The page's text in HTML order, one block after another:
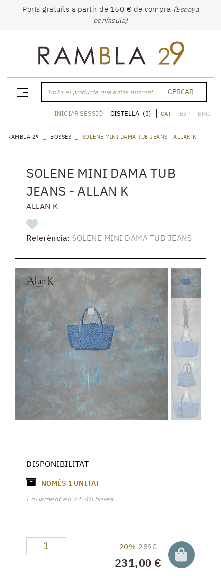
Ports gratuïts a partir de 150 € de compra (Espaya
península)
Troba el producte que estàs buscant ... CERCAR
CAT ESP ENG
INICIAR SESSIÓ CISTELLA (0)
RAMBLA 29 BOSSES SOLENE MINI DAMA TUB JEANS - ALLAN K
SOLENE MINI DAMA TUB
JEANS - ALLAN K
ALLAN K
Referència: SOLENE MINI DAMA TUB JEANS
DISPONIBILITAT
NOMÉS 1 UNITAT
Enviament en 24-48 hores.
20% 289€
231,00 €